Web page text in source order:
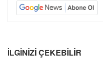
İLGINIZI ÇEKEBILIR